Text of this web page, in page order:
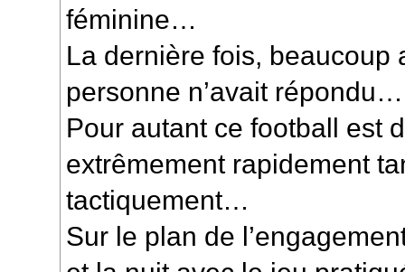
féminine…
La dernière fois, beaucoup
personne n’avait
Pour autant ce football est
extrêmement rapidement
tactiquement…
Sur le plan de